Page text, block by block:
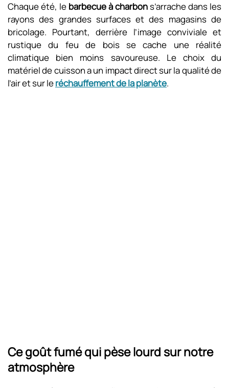
Chaque été, le barbecue à charbons’arrache dans les
rayons des grandes surfaces et des magasins de
bricolage. Pourtant, derrière l’image conviviale et
rustique du feu de bois se cache une réalité
climatique bien moins savoureuse. Le choix du
matériel de cuisson a un impact direct sur la qualité de
l’air et sur leréchauffement de la planète.
Ce goût fumé qui pèse lourd sur notre
atmosphère